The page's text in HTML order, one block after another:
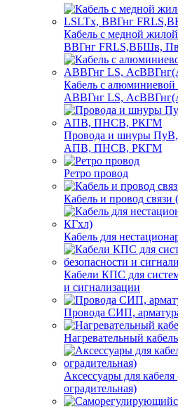
Кабель с медной
ВВГнг FRLS,ВБШв,
Кабель с
АВВГнг LS,
Провода и шнуры
АПВ, ПНСВ, РКГМ
Ретро провод
Кабель и провод связи
Кабель для
Кабели КПС для
и сигнализации
Провода СИП,
Нагревательный кабель
Аксессуары для
оградительная)